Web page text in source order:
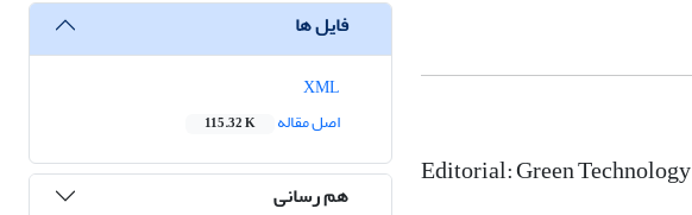
Editorial: Green Technology
فایل ها
اصل مقاله
115.32 K
هم رسانی